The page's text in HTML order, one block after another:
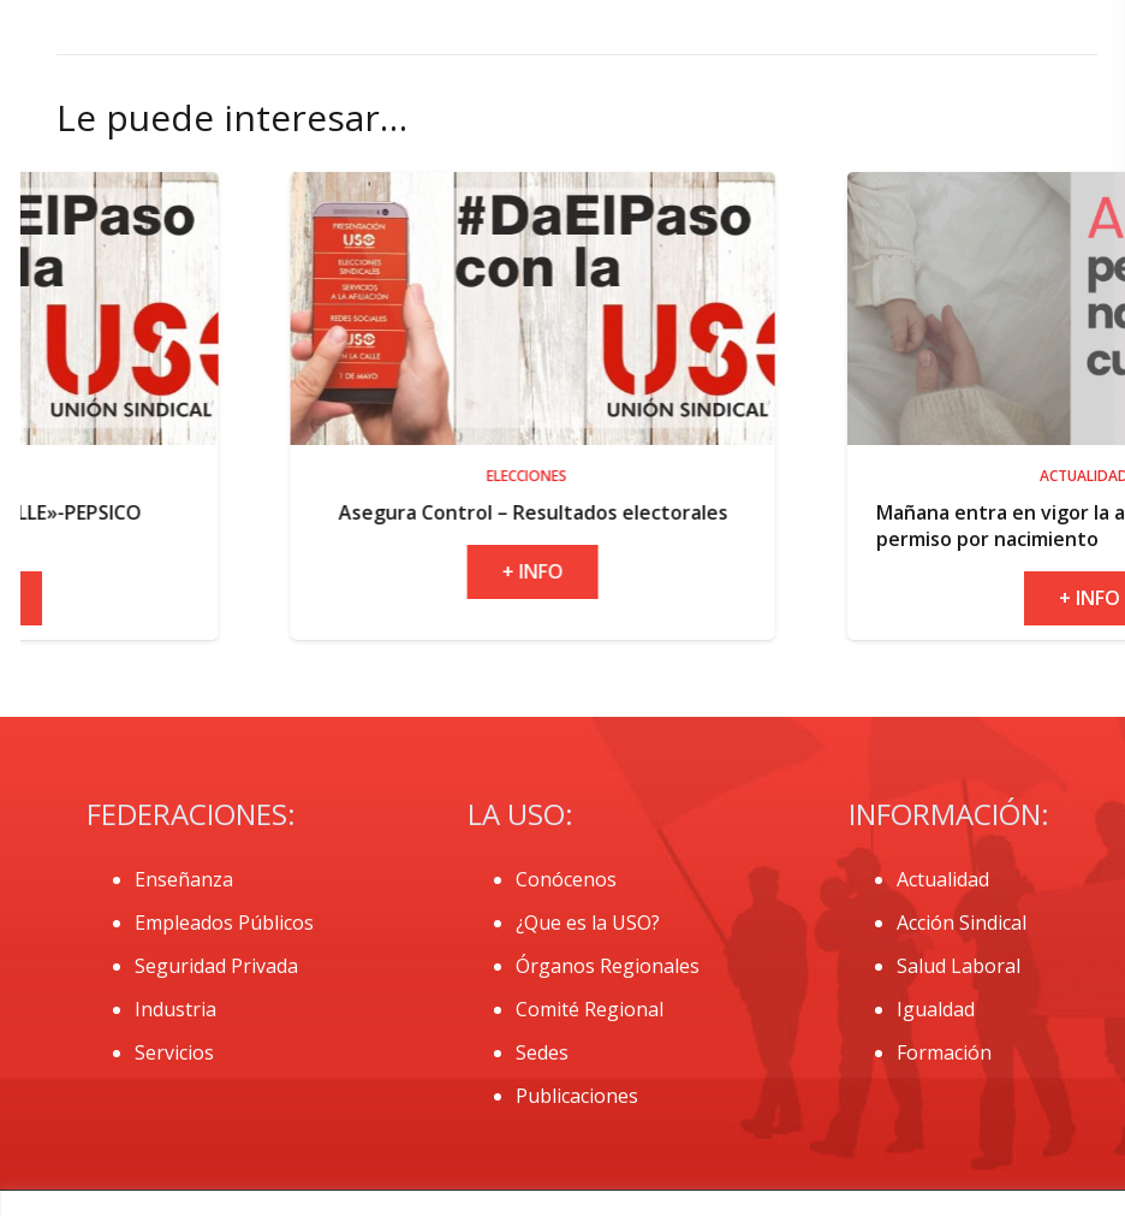
Le puede interesar…
Asegura Control – Resultados electorales
Mañana entra en vigor la ampliación del
permiso por nacimiento
FEDERACIONES:
Enseñanza
Empleados Públicos
Seguridad Privada
Industria
Servicios
LA USO:
Conócenos
¿Que es la USO?
Órganos Regionales
Comité Regional
Sedes
Publicaciones
INFORMACIÓN:
Actualidad
Acción Sindical
Salud Laboral
Igualdad
Formación